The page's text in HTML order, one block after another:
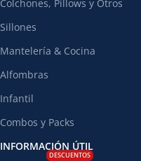
Colchones, Pillows y Otros
Sillones
Mantelería & Cocina
Alfombras
Infantil
Combos y Packs
INFORMACIÓN ÚTIL
DESCUENTOS